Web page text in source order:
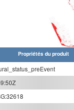
Propriétés du produit